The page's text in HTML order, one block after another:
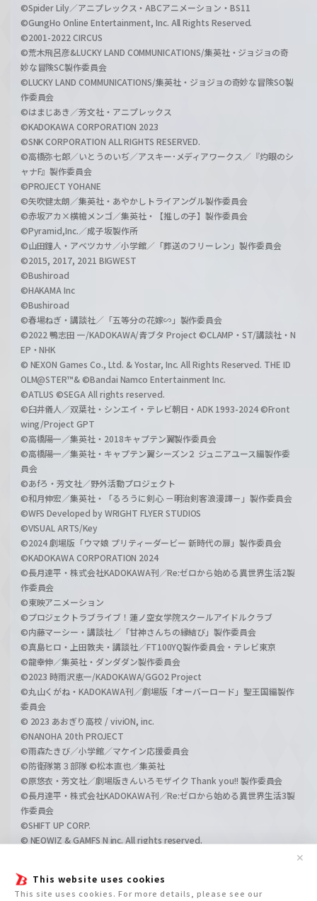
This website uses cookies
This site uses cookies. For more details, please see our
✕
©Spider Lily／アニプレックス・ABCアニメーション・BS11
©GungHo Online Entertainment, Inc. All Rights Reserved.
©2001-2022 CIRCUS
©荒木飛呂彦&LUCKY LAND COMMUNICATIONS/集英社・ジョジョの奇
妙な冒険SC製作委員会
©LUCKY LAND COMMUNICATIONS/集英社・ジョジョの奇妙な冒険SO製
作委員会
©はまじあき／芳文社・アニプレックス
©KADOKAWA CORPORATION 2023
©SNK CORPORATION ALL RIGHTS RESERVED.
©高橋弥七郎／いとうのいぢ／アスキー･メディアワークス／『灼眼のシ
ャナF』製作委員会
©PROJECT YOHANE
©矢吹健太朗／集英社・あやかしトライアングル製作委員会
©赤坂アカ×横槍メンゴ／集英社・【推しの子】製作委員会
©Pyramid,Inc.／成子坂製作所
©山田鐘人・アベツカサ／小学館／「葬送のフリーレン」製作委員会
©2015, 2017, 2021 BIGWEST
©Bushiroad
©HAKAMA Inc
©Bushiroad
©春場ねぎ・講談社／「五等分の花嫁∽」製作委員会
©2022 鴨志田 一/KADOKAWA/青ブタ Project ©CLAMP・ST/講談社・N
EP・NHK
© NEXON Games Co., Ltd. & Yostar, Inc. All Rights Reserved. THE ID
OLM@STER™& ©Bandai Namco Entertainment Inc.
©ATLUS ©SEGA All rights reserved.
©臼井儀人／双葉社・シンエイ・テレビ朝日・ADK 1993-2024 ©Front
wing/Project GPT
©高橋陽一／集英社・2018キャプテン翼製作委員会
©高橋陽一／集英社・キャプテン翼シーズン２ ジュニアユース編製作委
員会
©あfろ・芳文社／野外活動プロジェクト
©和月伸宏／集英社・「るろうに剣心 －明治剣客浪漫譚－」製作委員会
©WFS Developed by WRIGHT FLYER STUDIOS
©VISUAL ARTS/Key
©2024 劇場版「ウマ娘 プリティーダービー 新時代の扉」製作委員会
©KADOKAWA CORPORATION 2024
©長月達平・株式会社KADOKAWA刊／Re:ゼロから始める異世界生活2製
作委員会
©東映アニメーション
©プロジェクトラブライブ！蓮ノ空女学院スクールアイドルクラブ
©内藤マーシー・講談社／「甘神さんちの縁結び」製作委員会
©真島ヒロ・上田敦夫・講談社／FT100YQ製作委員会・テレビ東京
©龍幸伸／集英社・ダンダダン製作委員会
©2023 時雨沢恵一/KADOKAWA/GGO2 Project
©丸山くがね・KADOKAWA刊／劇場版「オーバーロード」聖王国編製作
委員会
© 2023 あおぎり高校 / viviON, inc.
©NANOHA 20th PROJECT
©雨森たきび／小学館／マケイン応援委員会
©防衛隊第３部隊 ©松本直也／集英社
©原悠衣・芳文社／劇場版きんいろモザイク Thank you!! 製作委員会
©長月達平・株式会社KADOKAWA刊／Re:ゼロから始める異世界生活3製
作委員会
©SHIFT UP CORP.
© NEOWIZ & GAMFS N inc. All rights reserved.
©GIRLS und PANZER Film Projekt